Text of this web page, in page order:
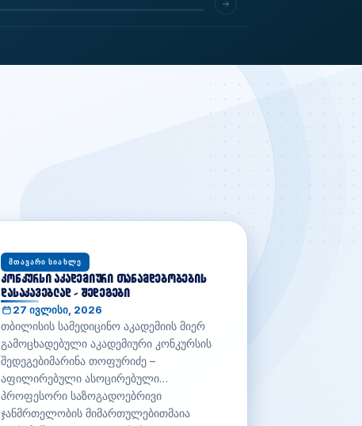
ᲛᲗᲐᲕᲐᲠᲘ ᲡᲘᲐᲮᲚᲔ
შიდა და გარე მობილობა თსა-ში
24 ივლისი, 2026
ცხადდება შიდა და გარე მობილობა
2026-2027 სასწავლო წლის შემოდგომის
სემესტრში.გარე მობილობაპროგრამა:
ინგლისურენოვანი მედიცინა (20
ადგილი)ელექტრონულ პორტალზე
(students.emis.ge) მობილობაზე